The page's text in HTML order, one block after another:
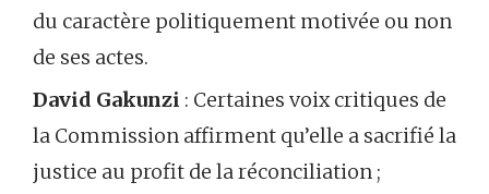
du caractère politiquement motivée ou non
de ses actes.
David Gakunzi : Certaines voix critiques de
la Commission affirment qu’elle a sacrifié la
justice au profit de la réconciliation ;